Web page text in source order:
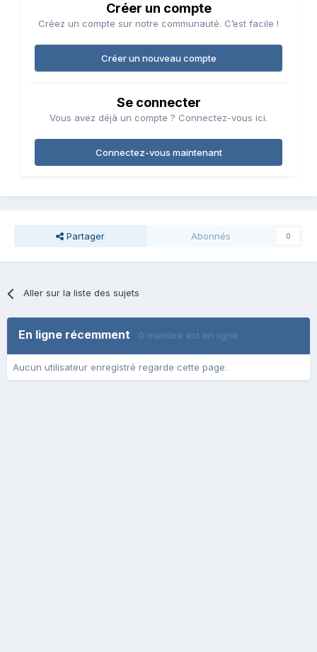
Créer un compte
Créez un compte sur notre communauté. C’est facile !
Créer un nouveau compte
Se connecter
Vous avez déjà un compte ? Connectez-vous ici.
Connectez-vous maintenant
Partager Abonnés 0
Aller sur la liste des sujets
En ligne récemment 0 membre est en ligne
Aucun utilisateur enregistré regarde cette page.